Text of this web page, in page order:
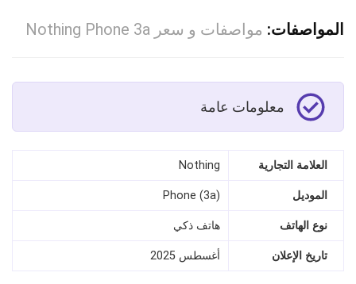
المواصفات: مواصفات و سعر Nothing Phone 3a
معلومات عامة
العلامة التجارية Nothing
الموديل Phone (3a)
نوع الهاتف هاتف ذكي
تاريخ الإعلان أغسطس 2025